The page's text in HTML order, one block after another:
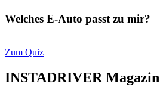
Welches E-Auto passt zu mir?
Zum Quiz
INSTADRIVER Magazin